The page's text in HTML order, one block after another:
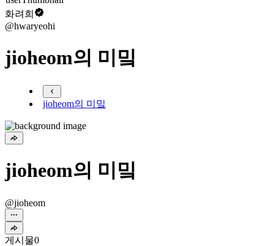
화려희
@hwaryeohi
jioheom의 미밐
jioheom의 미밐
jioheom의 미밐
@jioheom
게시물0